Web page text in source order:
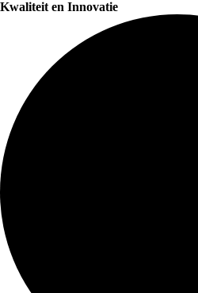
Kwaliteit en Innovatie